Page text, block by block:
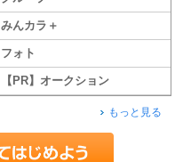
みんカラ＋
フォト
【PR】オークション
もっと見る